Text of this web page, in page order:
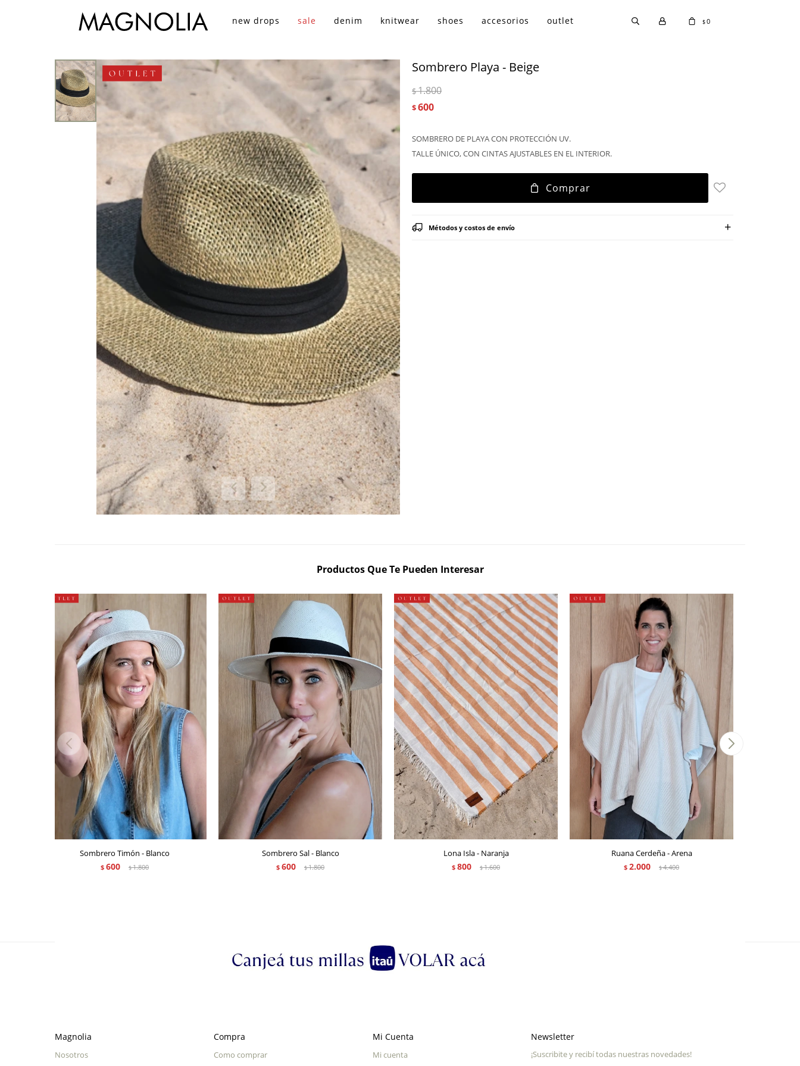
new drops sale denim knitwear shoes accesorios outlet $0
Sombrero Playa - Beige
$600
$1.800
SOMBRERO DE PLAYA CON PROTECCIÓN UV.
TALLE ÚNICO, CON CINTAS AJUSTABLES EN EL INTERIOR.
Comprar
Métodos y costos de envío
Productos Que Te Pueden Interesar
Sombrero Timón - Blanco
$ 600 $1.800
Sombrero Sal - Blanco
$ 600 $1.800
Lona Isla - Naranja
$ 800 $1.600
Ruana Cerdeña - Arena
$ 2.000 $4.400
Magnolia
Nosotros
Compra
Como comprar
Mi Cuenta
Mi cuenta
Newsletter
¡Suscribite y recibí todas nuestras novedades!